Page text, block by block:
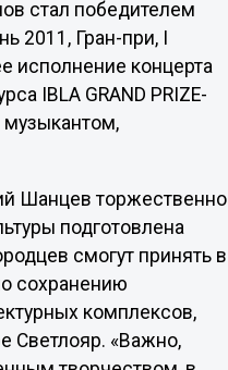
стал победителем
2011, Гран-при, I
исполнение концерта
IBLA GRAND PRIZE-
музыкантом,
Шанцев торжественно
подготовлена
смогут принять в
сохранению
комплексов,
Светлояр. «Важно,